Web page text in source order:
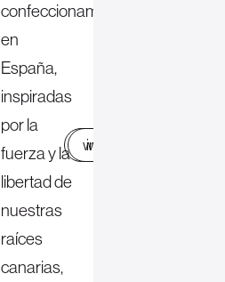
confeccionamos
en
España,
inspiradas
por la
fuerza y la
libertad de
nuestras
raíces
canarias,
web
instagram